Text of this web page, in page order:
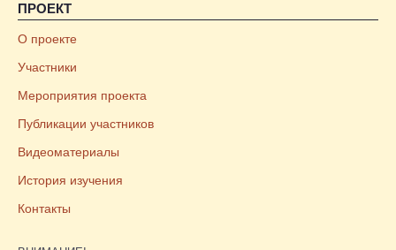
ПРОЕКТ
О проекте
Участники
Мероприятия проекта
Публикации участников
Видеоматериалы
История изучения
Контакты